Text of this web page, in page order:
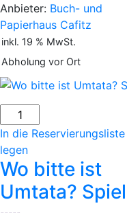
Anbieter: Buch- und
Papierhaus Cafitz
inkl. 19 % MwSt.
Abholung vor Ort
bitte
ist
Umtata?
Spiel
Menge
In die Reservierungsliste
legen
Wo bitte ist
Umtata? Spiel